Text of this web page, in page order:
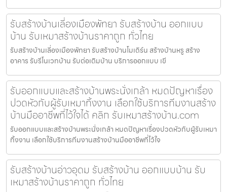
รับสร้างบ้านเลี่องเมืองพัทยา รับสร้างบ้าน ออกแบบ
บ้าน รับเหมาสร้างบ้านราคาถูก ทั่วไทย
รับสร้างบ้านเลี่องเมืองพัทยา รับสร้างบ้านโมเดิร์น สร้างบ้านหรู สร้าง
อาคาร รับรีโนเวทบ้าน รับต่อเติมบ้าน บริการออกแบบ เขี
รับออกแบบและสร้างบ้านพระนั่งเกล้า หมดปัญหาเรื่อง
ปวดหัวกับผู้รับเหมาทิ้งงาน เลือกใช้บริการทีมงานสร้าง
บ้านมืออาชีพที่ไว้ใจได้ คลิก รับเหมาสร้างบ้าน.com
รับออกแบบและสร้างบ้านพระนั่งเกล้า หมดปัญหาเรื่องปวดหัวกับผู้รับเหมา
ทิ้งงาน เลือกใช้บริการทีมงานสร้างบ้านมืออาชีพที่ไว้ใจ
รับสร้างบ้านอ่าวอุดม รับสร้างบ้าน ออกแบบบ้าน รับ
เหมาสร้างบ้านราคาถูก ทั่วไทย